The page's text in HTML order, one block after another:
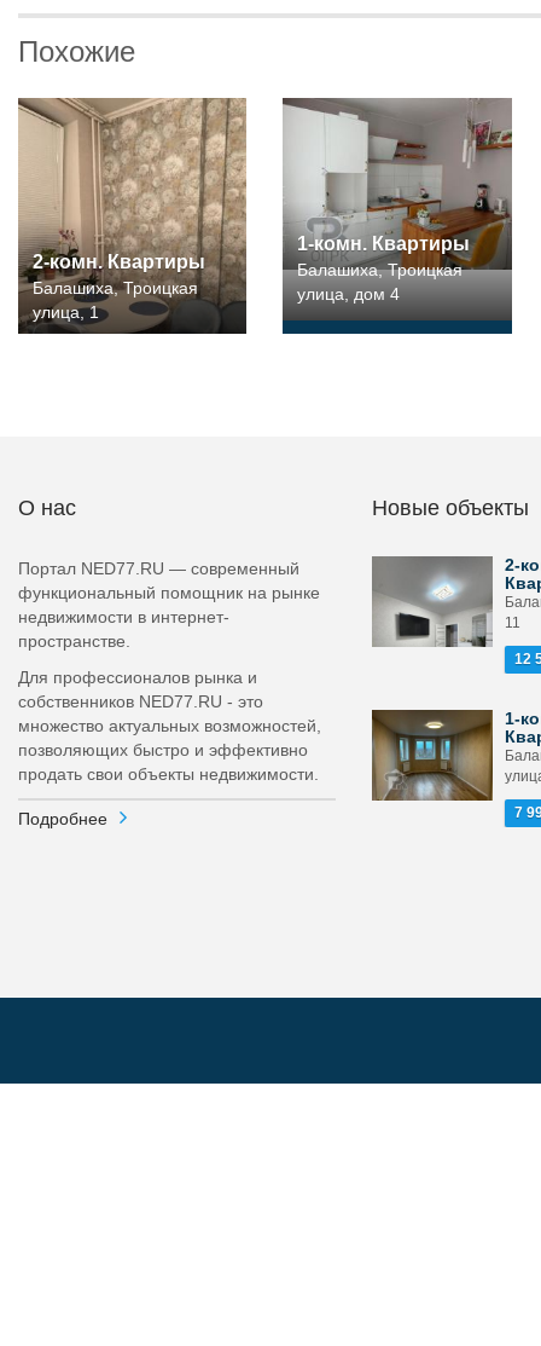
Похожие
2-комн. Квартиры
Балашиха, Троицкая
улица, 1
1-комн. Квартиры
Балашиха, Троицкая
улица, дом 4
О нас
Портал NED77.RU — современный
функциональный помощник на рынке
недвижимости в интернет-
пространстве.
Для профессионалов рынка и
собственников NED77.RU - это
множество актуальных возможностей,
позволяющих быстро и эффективно
продать свои объекты недвижимости.
Подробнее
Новые объекты
2-
11
12
1-
7